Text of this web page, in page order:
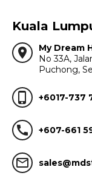
Kuala
location_on
My Dream
No 33A,
Puchong,
phone_iphone +6017-737
call +607-661
mail_outline